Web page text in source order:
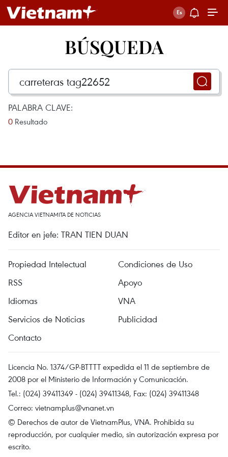
BÚSQUEDA
PALABRA CLAVE:
0 Resultado
AGENCIA VIETNAMITA DE NOTICIAS
Editor en jefe: TRAN TIEN DUAN
Propiedad Intelectual
Condiciones de Uso
RSS
Apoyo
Idiomas
VNA
Servicios de Noticias
Publicidad
Contacto
Licencia No. 1374/GP-BTTTT expedida el 11 de septiembre de
2008 por el Ministerio de Información y Comunicación.
Tel.: (024) 39411349 - (024) 39411348, Fax: (024) 39411348
Correo: vietnamplus@vnanet.vn
© Derechos de autor de VietnamPlus, VNA. Prohibida su
reproducción, por cualquier medio, sin autorización expresa por
escrito.